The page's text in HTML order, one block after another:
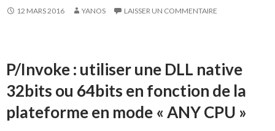
12 MARS 2016 YANOS LAISSER UN COMMENTAIRE
P/Invoke : utiliser une DLL native
32bits ou 64bits en fonction de la
plateforme en mode « ANY CPU »